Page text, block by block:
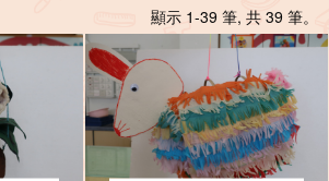
顯示 1-39 筆, 共 39 筆。